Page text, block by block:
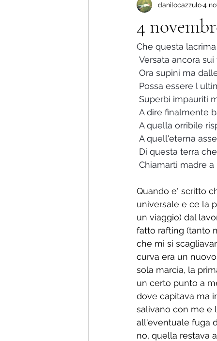
Più amore che dolore ! La
Storie di vita.
4
danilocazzulo4
Che questa
Versata ancora
Ora supini ma
Possa essere l
Superbi impauriti
A dire finalmente
A quella orribile
A quell'eterna
Di questa terra
Chiamarti madre
Quando e' scritto
universale e ce la
un viaggio) dal
fatto rafting (tanto
che mi si
curva era un
sola marcia, la
un certo punto a
dove capitava ma
salivano con me e
all'eventuale fuga
no, quella restava